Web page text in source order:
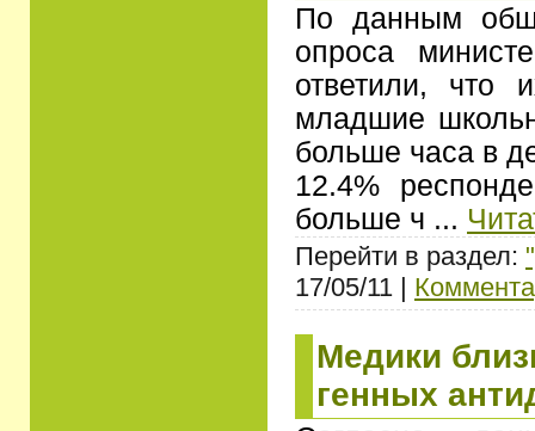
По данным
опроса
ответили, что
младшие
больше часа в
12.4%
больше ч ...
Перейти в раздел:
17/05/11 |
Медики
генных